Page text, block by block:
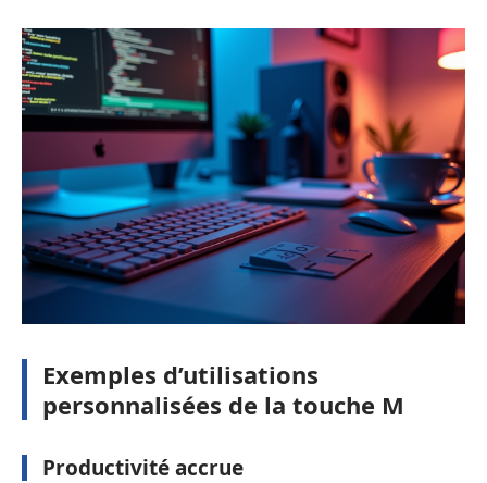
Exemples d’utilisations
personnalisées de la touche M
Productivité accrue